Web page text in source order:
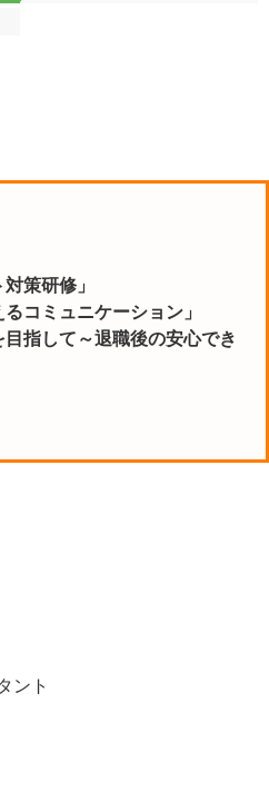
策研修」
コミュニケーション」
目指して～退職後の安心でき
ント